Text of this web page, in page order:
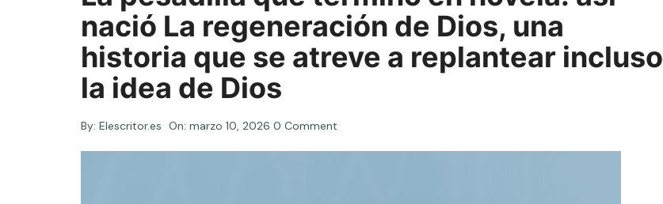
nació La regeneración de Dios, una
historia que se atreve a replantear incluso
la idea de Dios
By: Elescritor.es On: marzo 10, 2026 0 Comment